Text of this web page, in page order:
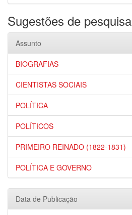
Sugestões de pesquisa
Assunto
BIOGRAFIAS
CIENTISTAS SOCIAIS
POLÍTICA
POLÍTICOS
PRIMEIRO REINADO (1822-1831)
POLÍTICA E GOVERNO
Data de Publicação